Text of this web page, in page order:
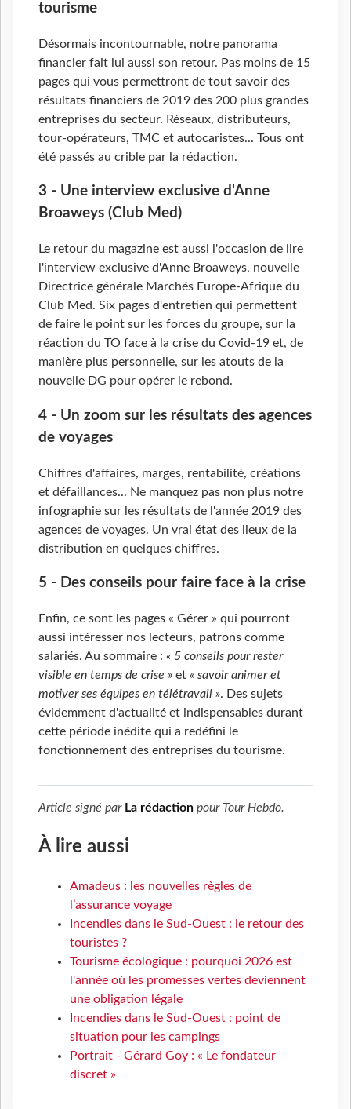
tourisme
Désormais incontournable, notre panorama
financier fait lui aussi son retour. Pas moins de 15
pages qui vous permettront de tout savoir des
résultats financiers de 2019 des 200 plus grandes
entreprises du secteur. Réseaux, distributeurs,
tour-opérateurs, TMC et autocaristes... Tous ont
été passés au crible par la rédaction.
3 - Une interview exclusive d'Anne
Broaweys (Club Med)
Le retour du magazine est aussi l'occasion de lire
l'interview exclusive d'Anne Broaweys, nouvelle
Directrice générale Marchés Europe-Afrique du
Club Med. Six pages d'entretien qui permettent
de faire le point sur les forces du groupe, sur la
réaction du TO face à la crise du Covid-19 et, de
manière plus personnelle, sur les atouts de la
nouvelle DG pour opérer le rebond.
4 - Un zoom sur les résultats des agences
de voyages
Chiffres d'affaires, marges, rentabilité, créations
et défaillances... Ne manquez pas non plus notre
infographie sur les résultats de l'année 2019 des
agences de voyages. Un vrai état des lieux de la
distribution en quelques chiffres.
5 - Des conseils pour faire face à la crise
Enfin, ce sont les pages « Gérer » qui pourront
aussi intéresser nos lecteurs, patrons comme
salariés. Au sommaire : « 5 conseils pour rester
visible en temps de crise » et « savoir animer et
motiver ses équipes en télétravail ». Des sujets
évidemment d'actualité et indispensables durant
cette période inédite qui a redéfini le
fonctionnement des entreprises du tourisme.
Article signé par La rédaction pour Tour Hebdo.
À lire aussi
Amadeus : les nouvelles règles de
l’assurance voyage
Incendies dans le Sud-Ouest : le retour des
touristes ?
Tourisme écologique : pourquoi 2026 est
l'année où les promesses vertes deviennent
une obligation légale
Incendies dans le Sud-Ouest : point de
situation pour les campings
Portrait - Gérard Goy : « Le fondateur
discret »